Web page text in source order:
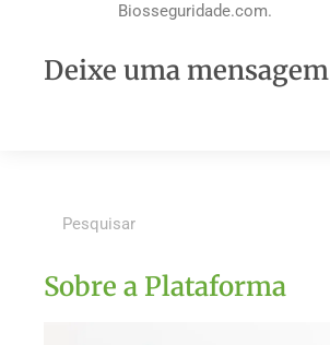
Biosseguridade.com.
Deixe uma mensagem
Sobre a Plataforma